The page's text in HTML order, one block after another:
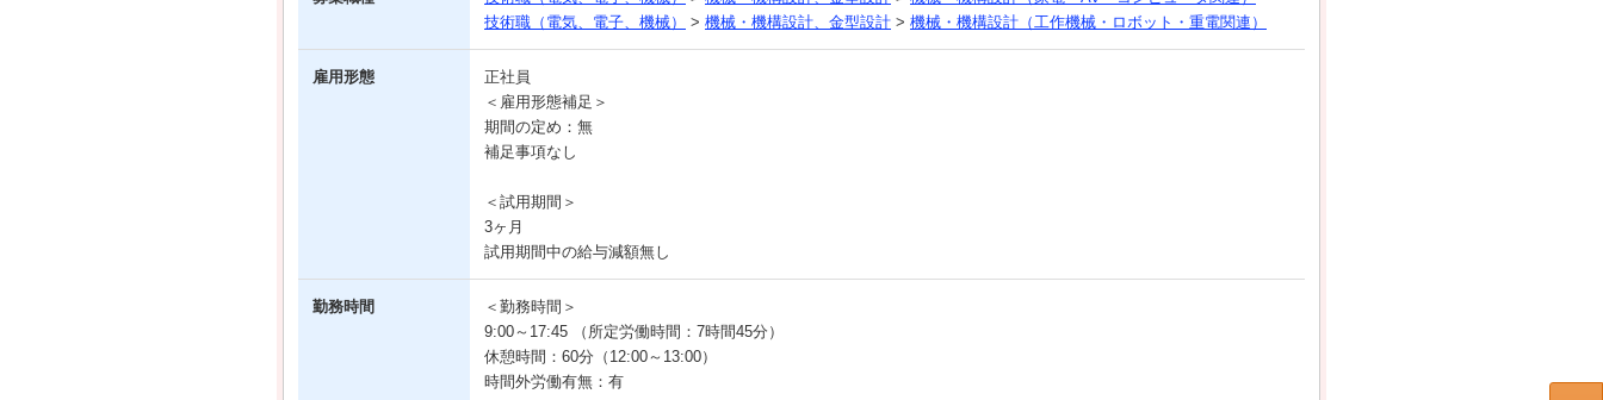
技術職（電気、電子、機械）
> 機械・機構設計、金型設計 > 機械・機構設計（工作機械・ロボット・重電関連）
雇用形態
正社員
＜雇用形態補足＞
期間の定め：無
補足事項なし
＜試用期間＞
3ヶ月
試用期間中の給与減額無し
勤務時間
＜勤務時間＞
9:00～17:45 （所定労働時間：7時間45分）
休憩時間：60分（12:00～13:00）
時間外労働有無：有